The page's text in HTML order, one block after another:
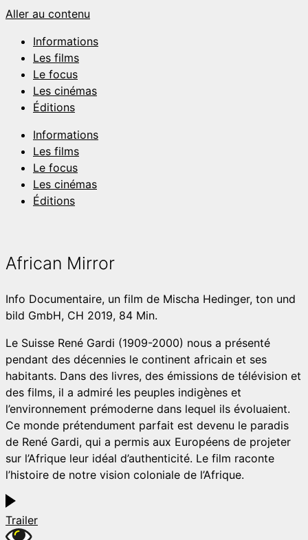
Aller au contenu
Informations
Les films
Le focus
Les cinémas
Éditions
Informations
Les films
Le focus
Les cinémas
Éditions
African Mirror
Info Documentaire, un film de Mischa Hedinger, ton und
bild GmbH, CH 2019, 84 Min.
Le Suisse René Gardi (1909-2000) nous a présenté
pendant des décennies le continent africain et ses
habitants. Dans des livres, des émissions de télévision et
des films, il a admiré les peuples indigènes et
l’environnement prémoderne dans lequel ils évoluaient.
Ce monde prétendument parfait est devenu le paradis
de René Gardi, qui a permis aux Européens de projeter
sur l’Afrique leur idéal d’authenticité. Le film raconte
l’histoire de notre vision coloniale de l’Afrique.
Trailer